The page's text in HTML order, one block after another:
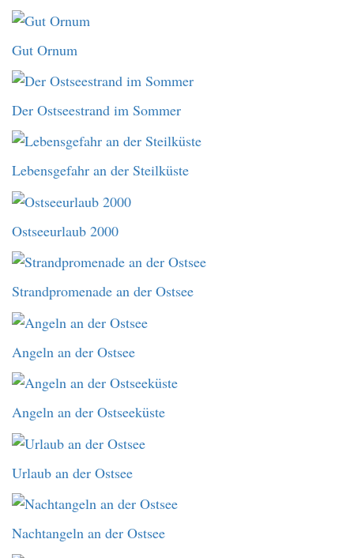
Gut Ornum
Der Ostseestrand im Sommer
Lebensgefahr an der Steilküste
Ostseeurlaub 2000
Strandpromenade an der Ostsee
Angeln an der Ostsee
Angeln an der Ostseeküste
Urlaub an der Ostsee
Nachtangeln an der Ostsee